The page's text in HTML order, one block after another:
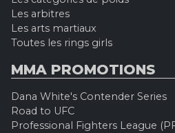
Les arbitres
Les arts martiaux
Toutes les rings girls
MMA PROMOTIONS
Dana White's Contender Series
Road to UFC
Professional Fighters League